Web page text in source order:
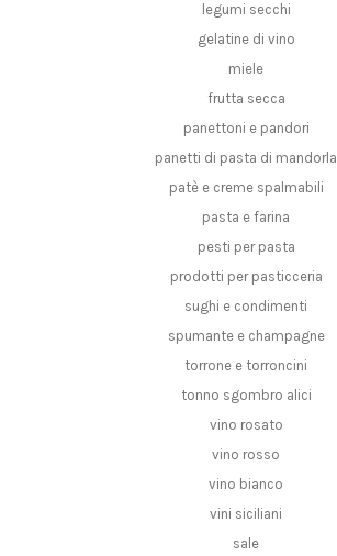
legumi secchi
gelatine di vino
miele
frutta secca
panettoni e pandori
panetti di pasta di mandorla
patè e creme spalmabili
pasta e farina
pesti per pasta
prodotti per pasticceria
sughi e condimenti
spumante e champagne
torrone e torroncini
tonno sgombro alici
vino rosato
vino rosso
vino bianco
vini siciliani
sale